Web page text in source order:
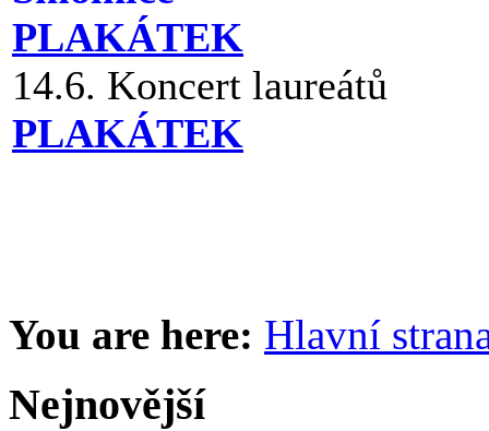
PLAKÁTEK
14.6. Koncert laureátů
PLAKÁTEK
You are here: Hlavní
Nejnovější